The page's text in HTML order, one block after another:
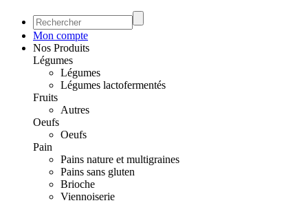
Mon compte
Nos Produits
Légumes
Légumes
Légumes lactofermentés
Fruits
Autres
Oeufs
Oeufs
Pain
Pains nature et multigraines
Pains sans gluten
Brioche
Viennoiserie